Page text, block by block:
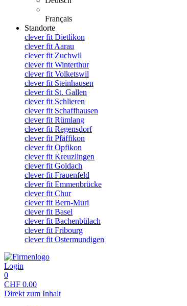
Français
Standorte
clever fit Dietlikon
clever fit Aarau
clever fit Zuchwil
clever fit Winterthur
clever fit Volketswil
clever fit Steinhausen
clever fit St. Gallen
clever fit Schlieren
clever fit Schaffhausen
clever fit Rümlang
clever fit Regensdorf
clever fit Pfäffikon
clever fit Opfikon
clever fit Kreuzlingen
clever fit Goldach
clever fit Frauenfeld
clever fit Emmenbrücke
clever fit Chur
clever fit Bern-Muri
clever fit Basel
clever fit Bachenbülach
clever fit Fribourg
clever fit Ostermundigen
Login
0
CHF 0.00
Direkt zum Inhalt